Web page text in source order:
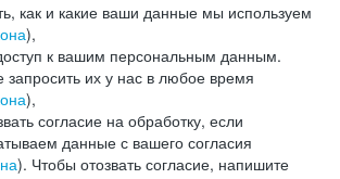
как и какие ваши данные мы используем
),
к вашим персональным данным.
их у нас в любое время
),
согласие на обработку, если
данные с вашего согласия
). Чтобы отозвать согласие, напишите